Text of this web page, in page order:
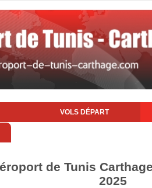
VOLS DÉPART
de Tunis
2025